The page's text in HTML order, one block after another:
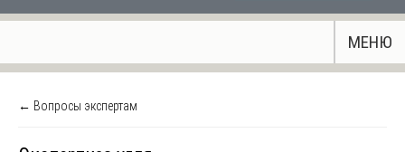
МЕНЮ
← Вопросы экспертам